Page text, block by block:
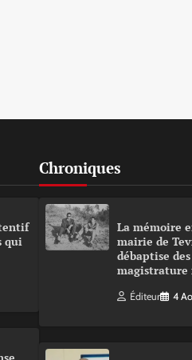
qui
Chroniques
La mémoire
mairie de
débaptise
Éditeur 4